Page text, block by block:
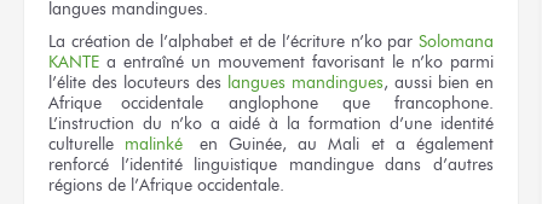
langues mandingues.
La création de l’alphabet et de l’écriture n’ko par Solomana
KANTE a entraîné un mouvement favorisant le n’ko parmi
l’élite des locuteurs des langues mandingues, aussi bien en
Afrique occidentale anglophone que francophone.
L’instruction du n’ko a aidé à la formation d’une identité
culturelle malinké en Guinée, au Mali et a également
renforcé l’identité linguistique mandingue dans d’autres
régions de l’Afrique occidentale.